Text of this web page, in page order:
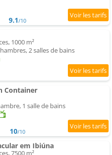
9.1/10
1000 m²
2 salles de bains
Container
1 salle de bains
10/10
em Ibiúna
7500 m²